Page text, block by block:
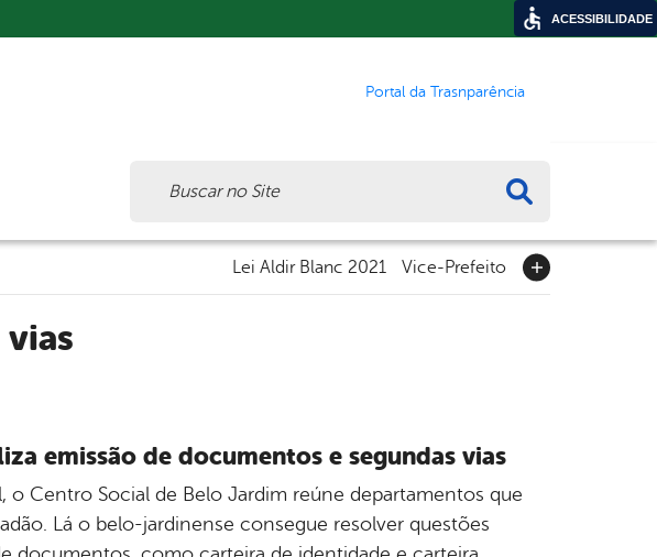
Portal da Trasnparência
Lei Aldir Blanc 2021 Vice-Prefeito
vias
emissão de documentos e segundas vias
o Centro Social de Belo Jardim reúne departamentos que
Lá o belo-jardinense consegue resolver questões
ACESSIBILIDADE